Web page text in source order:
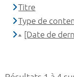
Titre
Type de
[Date de